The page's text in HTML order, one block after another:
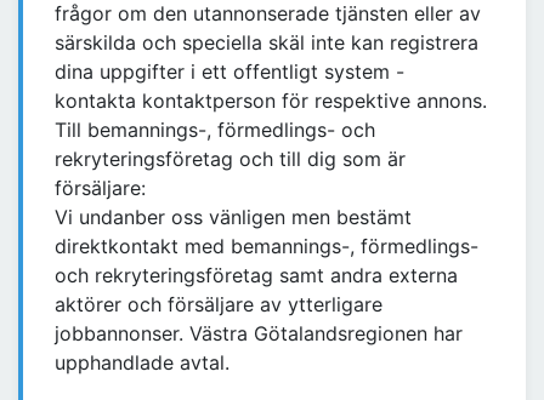
frågor om den utannonserade tjänsten eller av
särskilda och speciella skäl inte kan registrera
dina uppgifter i ett offentligt system -
kontakta kontaktperson för respektive annons.
Till bemannings-, förmedlings- och
rekryteringsföretag och till dig som är
försäljare:
Vi undanber oss vänligen men bestämt
direktkontakt med bemannings-, förmedlings-
och rekryteringsföretag samt andra externa
aktörer och försäljare av ytterligare
jobbannonser. Västra Götalandsregionen har
upphandlade avtal.